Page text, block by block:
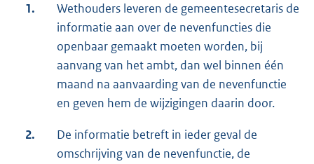
1.
Wethouders leveren de gemeentesecretaris de
informatie aan over de nevenfuncties die
openbaar gemaakt moeten worden, bij
aanvang van het ambt, dan wel binnen één
maand na aanvaarding van de nevenfunctie
en geven hem de wijzigingen daarin door.
2.
De informatie betreft in ieder geval de
omschrijving van de nevenfunctie, de